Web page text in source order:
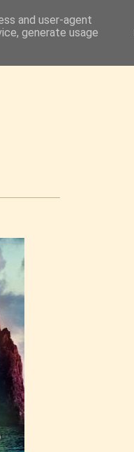
and user-agent
generate usage